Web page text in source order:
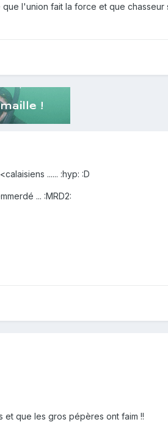
l'union fait la force et que chasseur
...... :hyp: :D
... :MRD2:
et que les gros pépères ont faim !!